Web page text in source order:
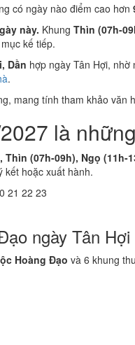
có ngày nào điểm cao hơn
này. Khung Thìn (07h-
kế tiếp.
Dần hợp ngày Tân Hợi,
.
mang tính tham khảo
là
Thìn (07h-09h), Ngọ (11h-
kết hoặc xuất hành.
21 22 23
ngày Tân Hợi
Hoàng Đạo và 6 khung